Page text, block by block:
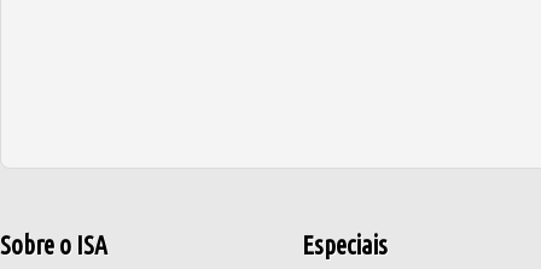
Sobre o ISA Especiais